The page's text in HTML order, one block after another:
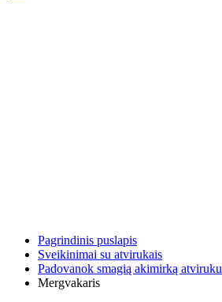
Pagrindinis puslapis
Sveikinimai su atvirukais
Padovanok smagią akimirką atviruku
Mergvakaris